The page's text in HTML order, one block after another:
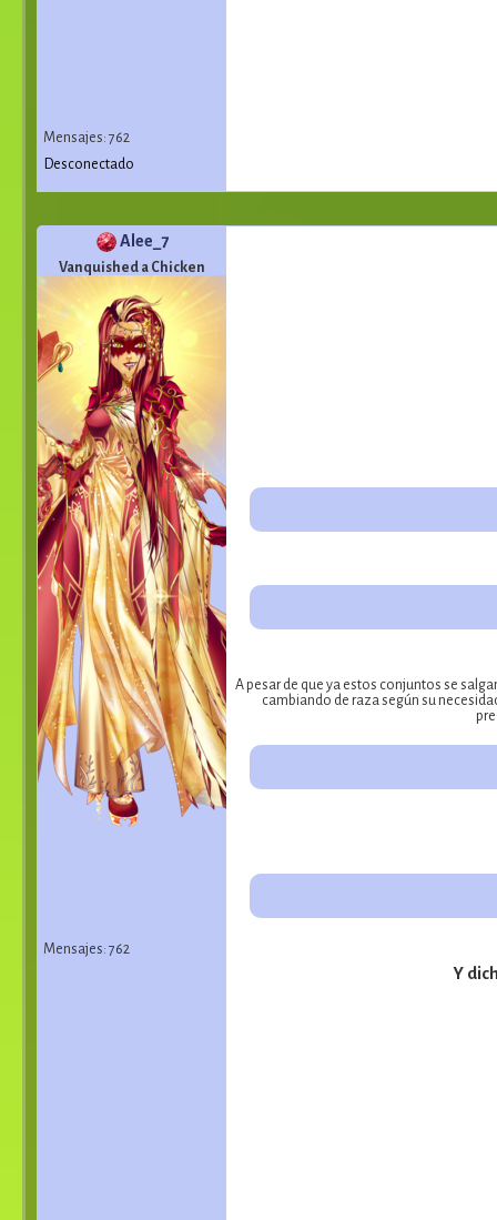
Mensajes: 762
Desconectado
Alee_7
Vanquished a Chicken
Mensajes: 762
A pesar de que ya estos conjuntos se
cambiando de raza según su
Y